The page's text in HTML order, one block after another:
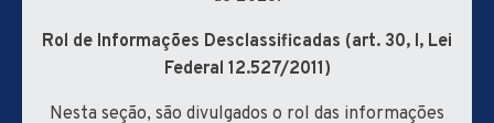
Rol de Informações Desclassificadas (art. 30, I, Lei
Federal 12.527/2011)
Nesta seção, são divulgados o rol das informações